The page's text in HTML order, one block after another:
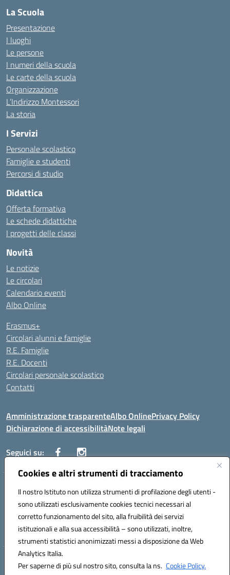
Cookies e altri strumenti di tracciamento
Il nostro Istituto non utilizza strumenti di profilazione degli utenti -
sono utilizzati esclusivamente cookies tecnici necessari al
corretto funzionamento del sito, alla fruibilità dei servizi
istituzionali e alla sua accessibilità – sono utilizzati, inoltre,
strumenti statistici anonimizzati messi a disposizione da Web
Analytics Italia.
Per saperne di più sul nostro sito, consulta la ns. Cookie Policy.
La Scuola
Presentazione
I luoghi
Le persone
I numeri della scuola
Le carte della scuola
Organizzazione
L’Indirizzo Montessori
La storia
I Servizi
Personale scolastico
Famiglie e studenti
Percorsi di studio
Didattica
Offerta formativa
Le schede didattiche
I progetti delle classi
Novità
Le notizie
Le circolari
Calendario eventi
Albo Online
Erasmus+
Circolari alunni e famiglie
R.E. Famiglie
R.E. Docenti
Circolari personale scolastico
Contatti
Amministrazione trasparenteAlbo OnlinePrivacy Policy
Dichiarazione di accessibilitàNote legali
Seguici su:
VIALE ITALIA , 13 91011 ALCAMO (TP)
Telefono: 092421906
Codice univoco ufficio: UF3YCL
Mail: TPIC81100Q@istruzione.it | PEC: TPIC81100Q@pec.istruzione.it
Codice meccanografico: TPIC81100Q | Codice fiscale: 80004560811
Hosting & Powered by 3D Solution S.r.l.